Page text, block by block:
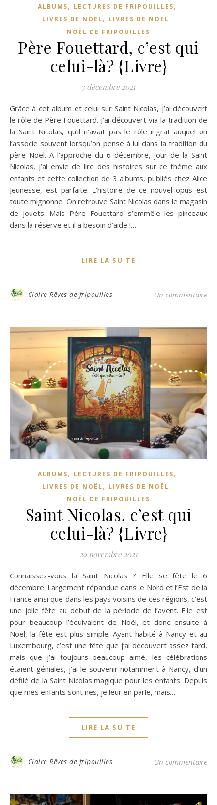
ALBUMS, LECTURES DE FRIPOUILLES,
LIVRES DE NOËL, LIVRES DE NOËL,
NOËL DE FRIPOUILLES
Père Fouettard, c’est qui
celui-là? {Livre}
3 décembre 2021
Grâce à cet album et celui sur Saint Nicolas, j’ai découvert
le rôle de Père Fouettard. J’ai découvert via la tradition de
la Saint Nicolas, qu’il n’avait pas le rôle ingrat auquel on
l’associe souvent lorsqu’on pense à lui dans la tradition du
père Noël. A l’approche du 6 décembre, jour de la Saint
Nicolas, j’ai envie de lire des histoires sur ce thème aux
enfants et cette collection de 3 albums, publiés chez Alice
Jeunesse, est parfaite. L’histoire de ce nouvel opus est
toute mignonne. On retrouve Saint Nicolas dans le magasin
de jouets. Mais Père Fouettard s’emmêle les pinceaux
dans la réserve et il a besoin d’aide !…
LIRE LA SUITE
Claire Rêves de fripouilles Un commentaire
ALBUMS, LECTURES DE FRIPOUILLES,
LIVRES DE NOËL, LIVRES DE NOËL,
NOËL DE FRIPOUILLES
Saint Nicolas, c’est qui
celui-là? {Livre}
29 novembre 2021
Connaissez-vous la Saint Nicolas ? Elle se fête le 6
décembre. Largement répandue dans le Nord et l’Est de la
France ainsi que dans les pays voisins de ces régions, c’est
une jolie fête au début de la période de l’avent. Elle est
pour beaucoup l’équivalent de Noël, et donc ensuite à
Noël, la fête est plus simple. Ayant habité à Nancy et au
Luxembourg, c’est une fête que j’ai découvert assez tard,
mais que j’ai toujours beaucoup aimé, les célébrations
étaient géniales, j’ai le souvenir notamment à Nancy, d’un
défilé de la Saint Nicolas magique pour les enfants. Depuis
que mes enfants sont nés, je leur en parle, mais…
LIRE LA SUITE
Claire Rêves de fripouilles Un commentaire